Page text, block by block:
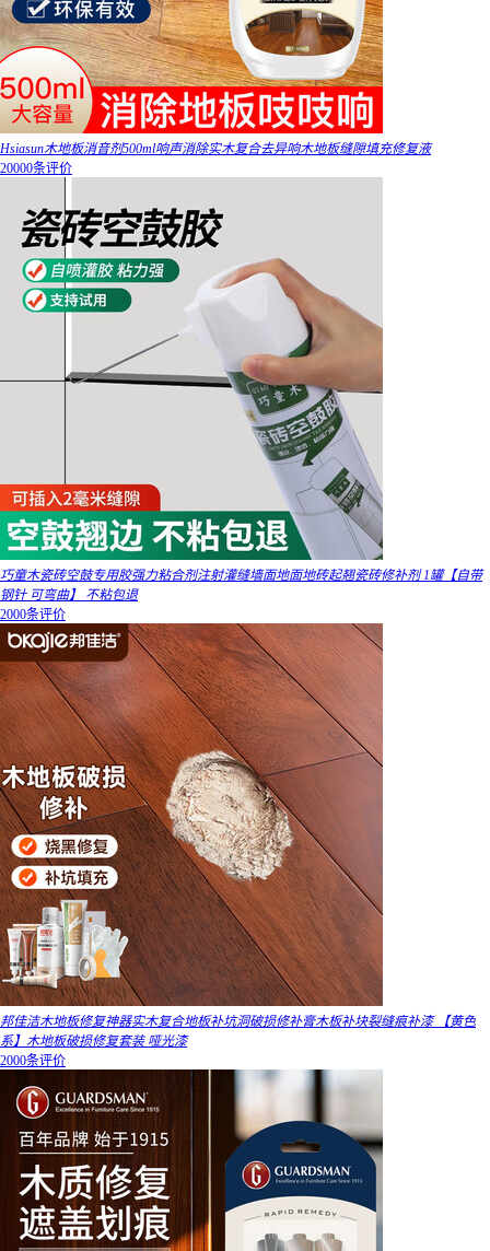
Hsiasun木地板消音剂500ml响声消除实木复合去异响木地板缝隙填充修复液
20000条评价
巧童木瓷砖空鼓专用胶强力粘合剂注射灌缝墙面地面地砖起翘瓷砖修补剂 1罐【自带
钢针 可弯曲】 不粘包退
2000条评价
邦佳洁木地板修复神器实木复合地板补坑洞破损修补膏木板补块裂缝痕补漆 【黄色
系】木地板破损修复套装 哑光漆
2000条评价